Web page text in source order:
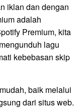
iklan dan dengan
adalah
Premium, kita
lagu
kebebasan skip
baik melalui
dari situs web.